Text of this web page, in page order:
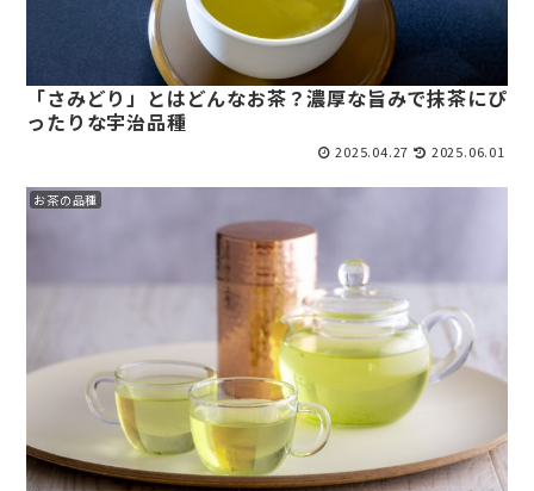
「さみどり」とはどんなお茶？濃厚な旨みで抹茶にぴ
ったりな宇治品種
2025.04.27 2025.06.01
お茶の品種